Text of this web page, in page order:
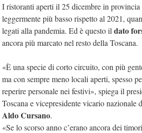
I ristoranti aperti il 25 dicembre in provincia
leggermente più basso rispetto al 2021,
legati alla pandemia. Ed è questo il dato
ancora più marcato nel resto della Toscana.
«È una specie di corto circuito, con più
ma con sempre meno locali aperti, spesso
reperire personale nei festivi», spiega il
Toscana e vicepresidente vicario nazionale
Aldo Cursano.
«Se lo scorso anno c’erano ancora dei